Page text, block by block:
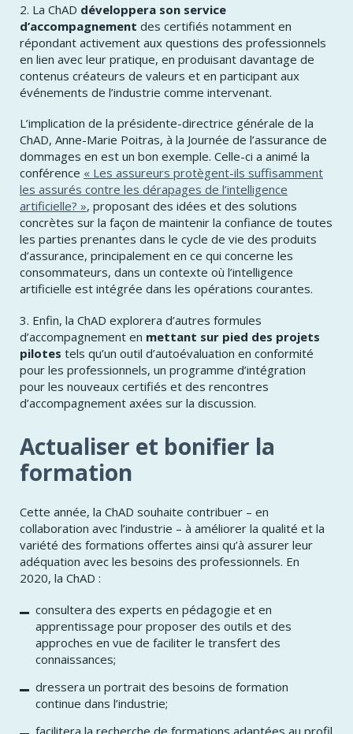
2. La ChAD développera son service
d’accompagnement des certifiés notamment en
répondant activement aux questions des professionnels
en lien avec leur pratique, en produisant davantage de
contenus créateurs de valeurs et en participant aux
événements de l’industrie comme intervenant.
L’implication de la présidente-directrice générale de la
ChAD, Anne-Marie Poitras, à la Journée de l’assurance de
dommages en est un bon exemple. Celle-ci a animé la
conférence « Les assureurs protègent-ils suffisamment
les assurés contre les dérapages de l’intelligence
artificielle? », proposant des idées et des solutions
concrètes sur la façon de maintenir la confiance de toutes
les parties prenantes dans le cycle de vie des produits
d’assurance, principalement en ce qui concerne les
consommateurs, dans un contexte où l’intelligence
artificielle est intégrée dans les opérations courantes.
3. Enfin, la ChAD explorera d’autres formules
d’accompagnement en mettant sur pied des projets
pilotes tels qu’un outil d’autoévaluation en conformité
pour les professionnels, un programme d’intégration
pour les nouveaux certifiés et des rencontres
d’accompagnement axées sur la discussion.
Actualiser et bonifier la
formation
Cette année, la ChAD souhaite contribuer – en
collaboration avec l’industrie – à améliorer la qualité et la
variété des formations offertes ainsi qu’à assurer leur
adéquation avec les besoins des professionnels. En
2020, la ChAD :
consultera des experts en pédagogie et en
apprentissage pour proposer des outils et des
approches en vue de faciliter le transfert des
connaissances;
dressera un portrait des besoins de formation
continue dans l’industrie;
facilitera la recherche de formations adaptées au profil